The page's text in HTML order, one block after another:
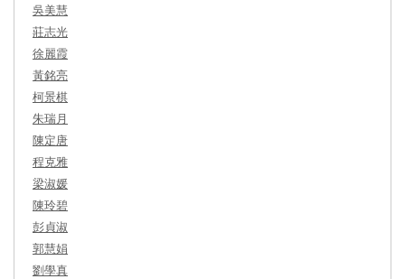
吳美慧
莊志光
徐麗霞
黃銘亮
柯景棋
朱瑞月
陳定唐
程克雅
梁淑媛
陳玲碧
彭貞淑
郭慧娟
劉學真